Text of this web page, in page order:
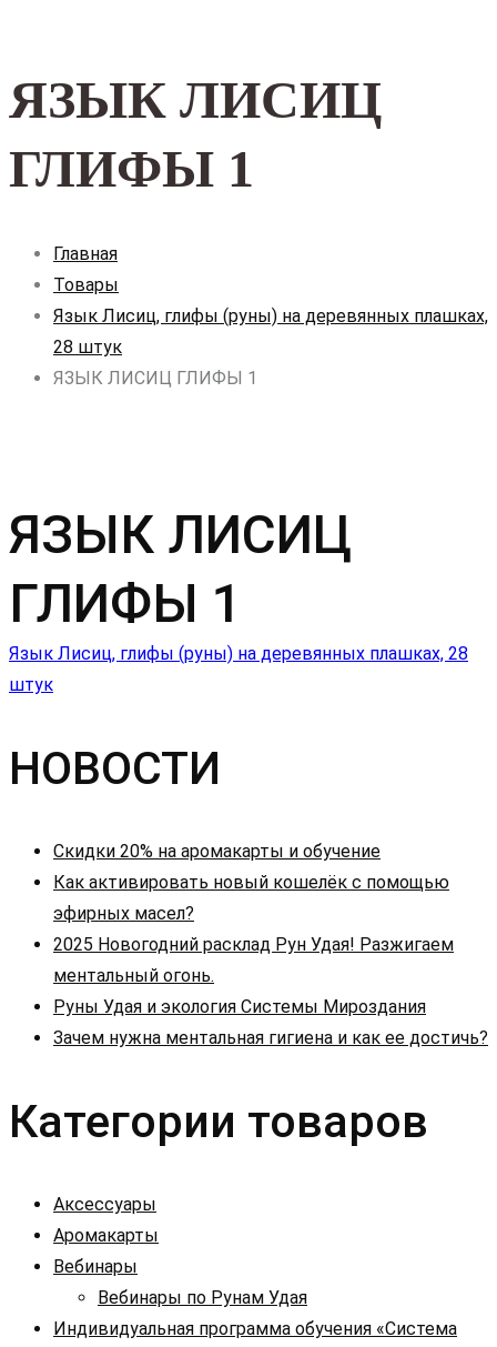
ЯЗЫК ЛИСИЦ
ГЛИФЫ 1
Главная
Товары
Язык Лисиц, глифы (руны) на деревянных плашках,
28 штук
ЯЗЫК ЛИСИЦ ГЛИФЫ 1
ЯЗЫК ЛИСИЦ
ГЛИФЫ 1
Навигация
записям
Язык Лисиц, глифы (руны) на деревянных плашках, 28
штук
НОВОСТИ
Скидки 20% на аромакарты и обучение
Как активировать новый кошелёк с помощью
эфирных масел?
2025 Новогодний расклад Рун Удая! Разжигаем
ментальный огонь.
Руны Удая и экология Системы Мироздания
Зачем нужна ментальная гигиена и как ее достичь?
Категории товаров
Аксессуары
Аромакарты
Вебинары
Вебинары по Рунам Удая
Индивидуальная программа обучения «Система